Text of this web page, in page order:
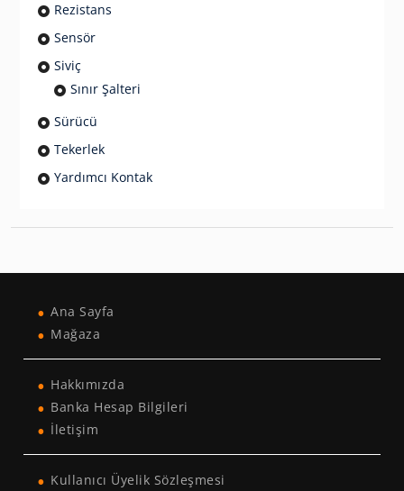
Rezistans
Sensör
Siviç
Sınır Şalteri
Sürücü
Tekerlek
Yardımcı Kontak
Ana Sayfa
Mağaza
Hakkımızda
Banka Hesap Bilgileri
İletişim
Kullanıcı Üyelik Sözleşmesi